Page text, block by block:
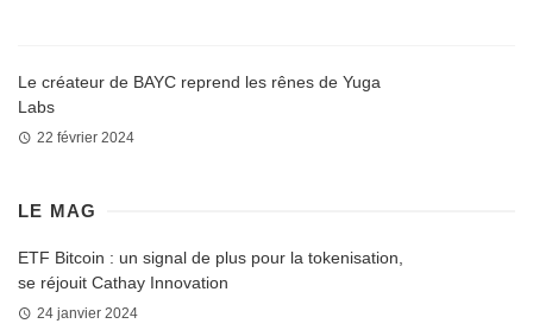
Le créateur de BAYC reprend les rênes de Yuga
Labs
22 février 2024
LE MAG
ETF Bitcoin : un signal de plus pour la tokenisation,
se réjouit Cathay Innovation
24 janvier 2024